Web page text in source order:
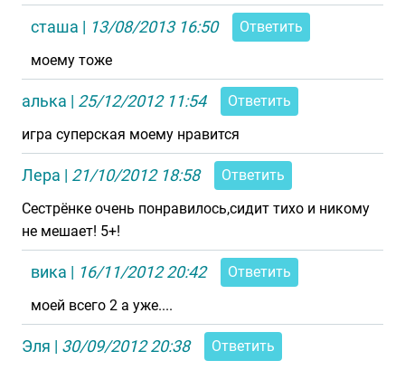
сташа | 13/08/2013 16:50
Ответить
моему тоже
алька | 25/12/2012 11:54
Ответить
игра суперская моему нравится
Лера | 21/10/2012 18:58
Ответить
Сестрёнке очень понравилось,сидит тихо и никому
не мешает! 5+!
вика | 16/11/2012 20:42
Ответить
моей всего 2 а уже....
Эля | 30/09/2012 20:38
Ответить